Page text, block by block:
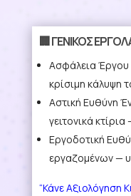
🏢 ΓΕΝΙΚΟΣ
Ασφάλεια Έργου
κρίσιμη κάλυψη
Αστική Ευθύνη
γειτονικά
Εργοδοτική
εργαζομένων —
“Κάνε Αξιολόγηση